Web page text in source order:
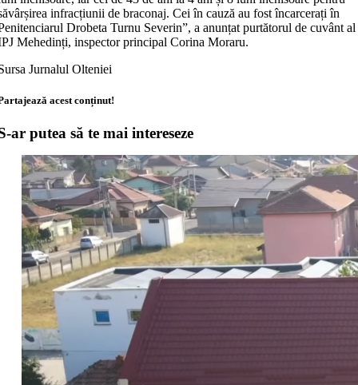
infracțiunii de braconaj. Cei în cauză au fost încarcerați în
Drobeta Turnu Severin”, a anunțat purtătorul de cuvânt al
Mehedinți, inspector principal Corina Moraru.
Jurnalul Olteniei
acest conținut!
ar putea să te mai intereseze